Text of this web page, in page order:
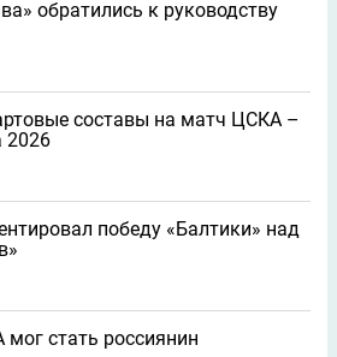
обратились к руководству
составы на матч ЦСКА –
2026
победу «Балтики» над
стать россиянин